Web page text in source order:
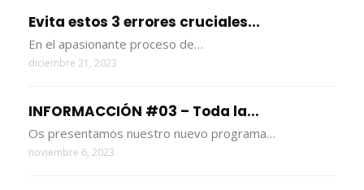
Evita estos 3 errores cruciales...
En el apasionante proceso de…
diciembre 21, 2023
INFORMACCIÓN #03 – Toda la...
Os presentamos nuestro nuevo programa…
noviembre 6, 2023